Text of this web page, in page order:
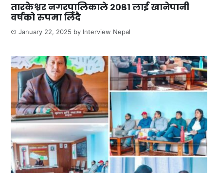
तारकेश्वर नगरपालिकाले २०८१ लाई खानेपानी
वर्षको रुपमा लिँदै
January 22, 2025 by Interview Nepal